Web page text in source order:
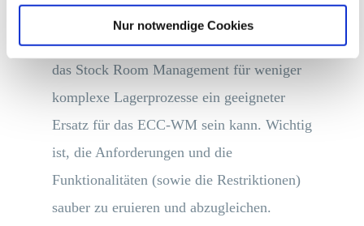
Nur notwendige Cookies
Zusammenfassend lässt sich sagen, dass
das Stock Room Management für weniger
komplexe Lagerprozesse ein geeigneter
Ersatz für das ECC-WM sein kann. Wichtig
ist, die Anforderungen und die
Funktionalitäten (sowie die Restriktionen)
sauber zu eruieren und abzugleichen.